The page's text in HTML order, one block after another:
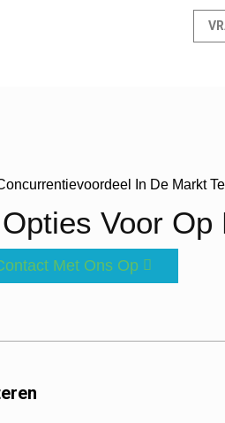
In De Markt
Voor
Met Ons Op